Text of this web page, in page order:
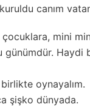
canım
mini
günümdür. Haydi
oynayalım.
şişko dünyada.